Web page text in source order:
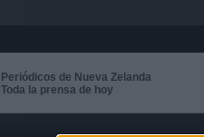
Periódicos de Nueva Zelanda
Toda la prensa de hoy